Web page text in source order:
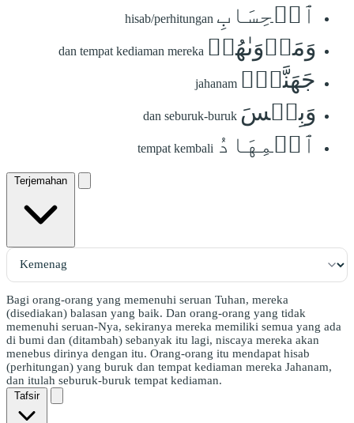
ٱلۡحِسَابِ hisab/perhitungan
وَمَأۡوَىٰهُمۡ dan tempat kediaman mereka
جَهَنَّمُۖ jahanam
وَبِئۡسَ dan seburuk-buruk
ٱلۡمِهَادُ tempat kembali
Terjemahan
Bagi orang-orang yang memenuhi seruan Tuhan, mereka
(disediakan) balasan yang baik. Dan orang-orang yang tidak
memenuhi seruan-Nya, sekiranya mereka memiliki semua yang ada
di bumi dan (ditambah) sebanyak itu lagi, niscaya mereka akan
menebus dirinya dengan itu. Orang-orang itu mendapat hisab
(perhitungan) yang buruk dan tempat kediaman mereka Jahanam,
dan itulah seburuk-buruk tempat kediaman.
Tafsir